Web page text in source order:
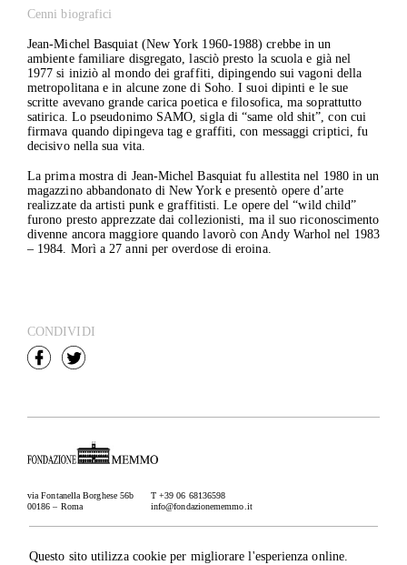
Cenni biografici
Jean-Michel Basquiat (New York 1960-1988) crebbe in un
ambiente familiare disgregato, lasciò presto la scuola e già nel
1977 si iniziò al mondo dei graffiti, dipingendo sui vagoni della
metropolitana e in alcune zone di Soho. I suoi dipinti e le sue
scritte avevano grande carica poetica e filosofica, ma soprattutto
satirica. Lo pseudonimo SAMO, sigla di “same old shit”, con cui
firmava quando dipingeva tag e graffiti, con messaggi criptici, fu
decisivo nella sua vita.
La prima mostra di Jean-Michel Basquiat fu allestita nel 1980 in un
magazzino abbandonato di New York e presentò opere d’arte
realizzate da artisti punk e graffitisti. Le opere del “wild child”
furono presto apprezzate dai collezionisti, ma il suo riconoscimento
divenne ancora maggiore quando lavorò con Andy Warhol nel 1983
– 1984. Morì a 27 anni per overdose di eroina.
CONDIVIDI
via Fontanella Borghese 56b
00186 – Roma
T +39 06 68136598
info@fondazionememmo.it
Questo sito utilizza cookie per migliorare l'esperienza online.